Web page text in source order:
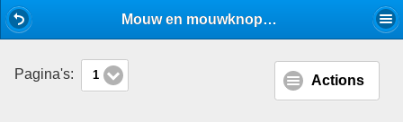
Mouw en mouwknopen - Pak - Stijlforum
Pagina's: 1 Actions